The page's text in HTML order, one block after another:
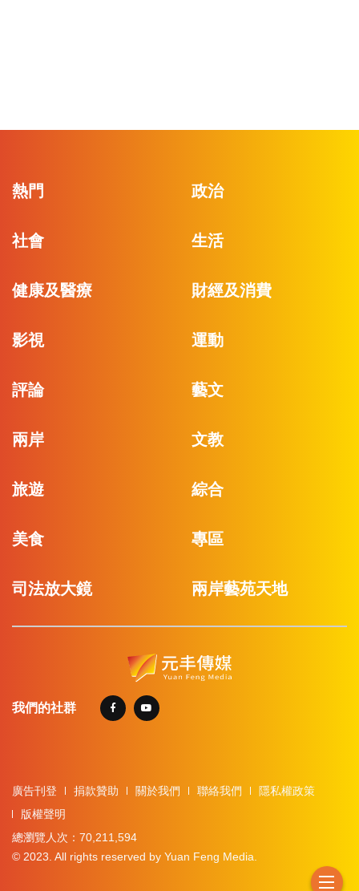
熱門 政治
社會 生活
健康及醫療 財經及消費
影視 運動
評論 藝文
兩岸 文教
旅遊 綜合
美食 專區
司法放大鏡 兩岸藝苑天地
我們的社群
廣告刊登 捐款贊助 關於我們 聯絡我們
隱私權政策
版權聲明
總瀏覽人次：70,211,594
© 2023. All rights reserved by Yuan Feng Media.